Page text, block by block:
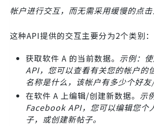
帐户进行交互，而无需采用缓慢的点击
这种API提供的交互主要分为2个类别：
获取软件 A 的当前数据。 示例：
API，您可以查看有关您的帐户的
名称是什么，该帐户有多少个好友/
在软件 A 上编辑/创建新数据。 示
Facebook API，您可以编辑您个
子，或创建新帖子。